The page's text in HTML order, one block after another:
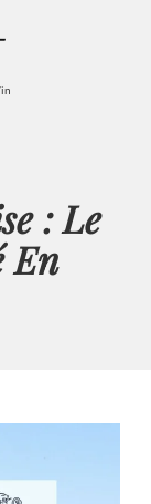
: Le
En